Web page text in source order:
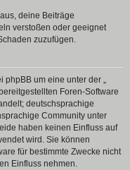
deine Beiträge
verstoßen oder geeignet
zuzufügen.
phpBB um eine unter der „
Foren-Software
deutschsprachige
Community unter
haben keinen Einfluss auf
wird. Sie können
für bestimmte Zwecke nicht
Einfluss nehmen.